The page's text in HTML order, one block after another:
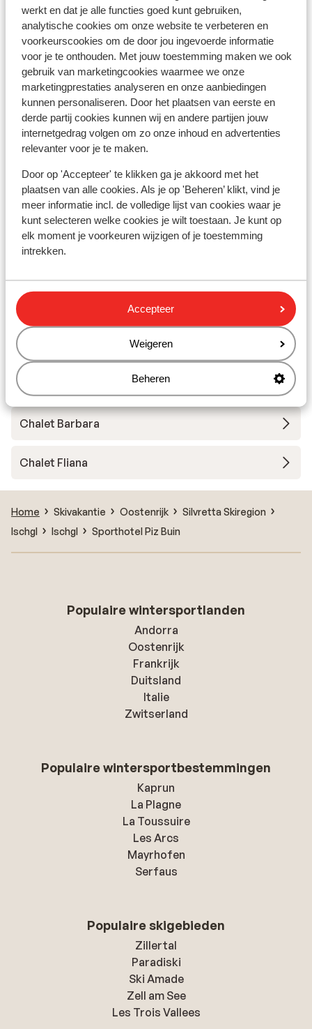
werkt en dat je alle functies goed kunt gebruiken,
analytische cookies om onze website te verbeteren en
voorkeurscookies om de door jou ingevoerde informatie
voor je te onthouden. Met jouw toestemming maken we ook
gebruik van marketingcookies waarmee we onze
marketingprestaties analyseren en onze aanbiedingen
kunnen personaliseren. Door het plaatsen van eerste en
derde partij cookies kunnen wij en andere partijen jouw
internetgedrag volgen om zo onze inhoud en advertenties
relevanter voor je te maken.
Door op 'Accepteer' te klikken ga je akkoord met het
plaatsen van alle cookies. Als je op 'Beheren’ klikt, vind je
meer informatie incl. de volledige lijst van cookies waar je
kunt selecteren welke cookies je wilt toestaan. Je kunt op
elk moment je voorkeuren wijzigen of je toestemming
intrekken.
Accepteer
Weigeren
Beheren
Hotel Alpina Ischgl
Hotel Fatlar
Appartementen Ischgl Chaleo
Hotel Garni Elfrieda
Appartement Bödala
Hotel Garni Tyola
Appartementen Fliana
Chalet Barbara
Chalet Fliana
Home Skivakantie Oostenrijk
Silvretta Skiregion
Ischgl
Ischgl Sporthotel Piz Buin
Populaire wintersportlanden
Andorra
Oostenrijk
Frankrijk
Duitsland
Italie
Zwitserland
Populaire wintersportbestemmingen
Kaprun
La Plagne
La Toussuire
Les Arcs
Mayrhofen
Serfaus
Populaire skigebieden
Zillertal
Paradiski
Ski Amade
Zell am See
Les Trois Vallees